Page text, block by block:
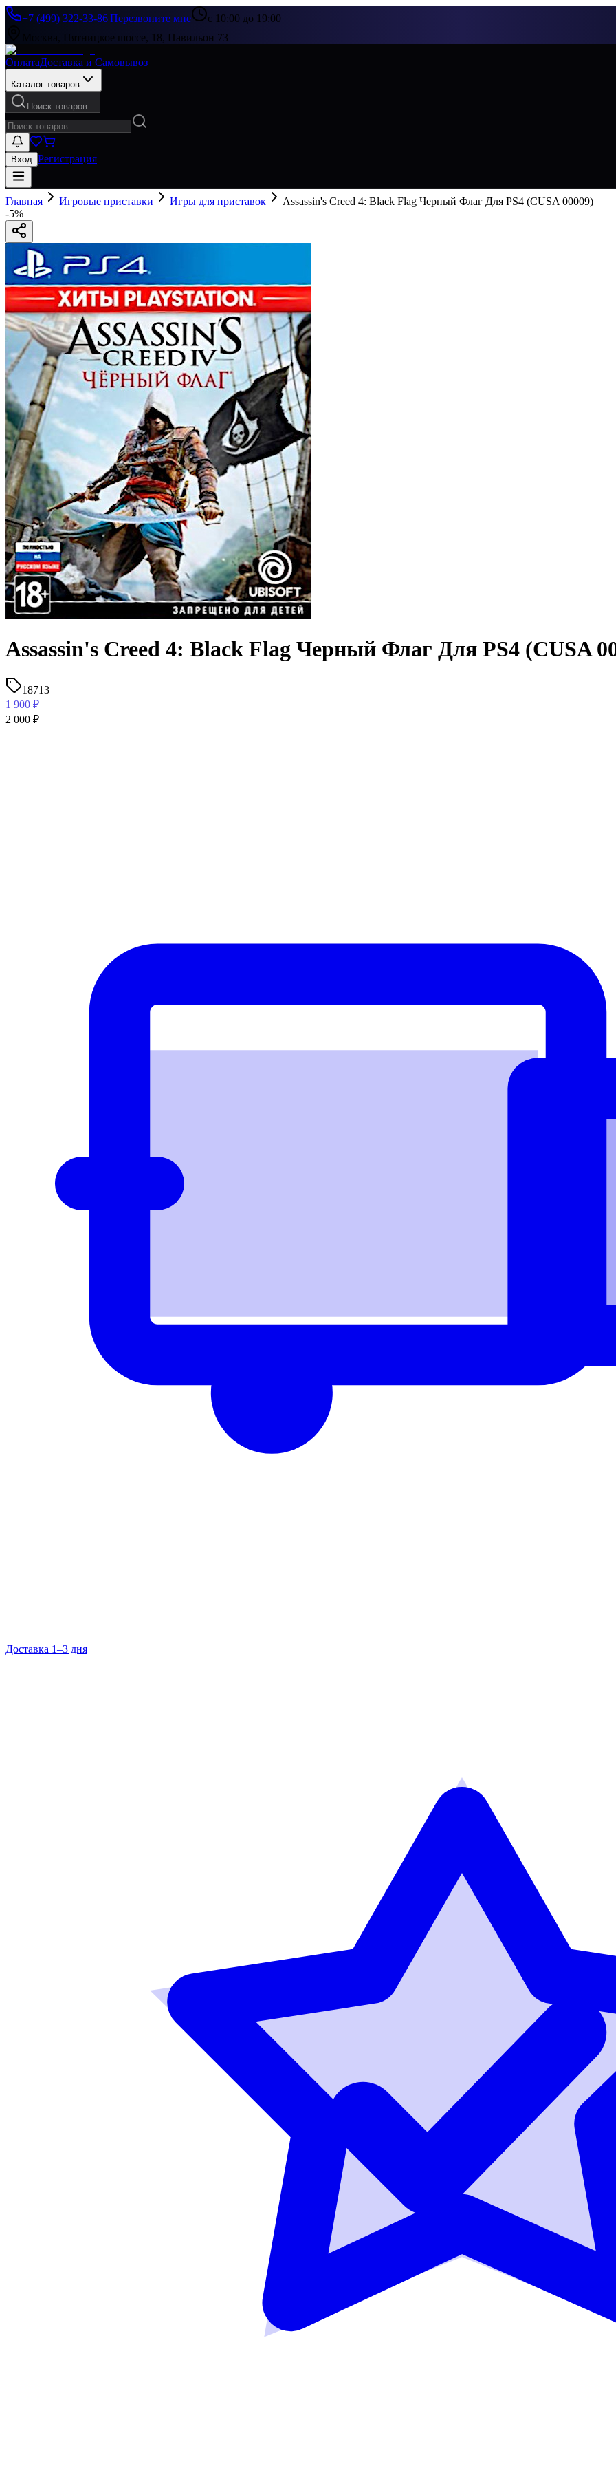
+7 (499) 322-33-86|Перезвоните мне
с 10:00 до 19:00
Москва, Пятницкое шоссе, 18, Павильон 73
ОплатаДоставка и Самовывоз
Каталог товаров
Поиск товаров...
Вход Регистрация
Главная Игровые приставки Игры для приставок
Assassin's Creed 4: Black Flag Черный Флаг Для PS4 (CUSA 00009)
-5%
Assassin's Creed 4: Black Flag Черный Флаг Для PS4 (CUSA
18713
1 900 ₽
2 000 ₽
Доставка 1–3 дня